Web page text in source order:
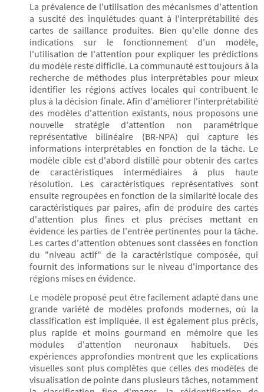
La prévalence de l'utilisation des mécanismes d'attention
a suscité des inquiétudes quant à l'interprétabilité des
cartes de saillance produites. Bien qu'elle donne des
indications sur le fonctionnement d'un modèle,
l'utilisation de l'attention pour expliquer les prédictions
du modèle reste difficile. La communauté est toujours à la
recherche de méthodes plus interprétables pour mieux
identifier les régions actives locales qui contribuent le
plus à la décision finale. Afin d'améliorer l'interprétabilité
des modèles d'attention existants, nous proposons une
nouvelle stratégie d'attention non paramétrique
représentative bilinéaire (BR-NPA) qui capture les
informations interprétables en fonction de la tâche. Le
modèle cible est d'abord distillé pour obtenir des cartes
de caractéristiques intermédiaires à plus haute
résolution. Les caractéristiques représentatives sont
ensuite regroupées en fonction de la similarité locale des
caractéristiques par paires, afin de produire des cartes
d'attention plus fines et plus précises mettant en
évidence les parties de l'entrée pertinentes pour la tâche.
Les cartes d'attention obtenues sont classées en fonction
du "niveau actif" de la caractéristique composée, qui
fournit des informations sur le niveau d'importance des
régions mises en évidence.
Le modèle proposé peut être facilement adapté dans une
grande variété de modèles profonds modernes, où la
classification est impliquée. Il est également plus précis,
plus rapide et moins gourmand en mémoire que les
modules d'attention neuronaux habituels. Des
expériences approfondies montrent que les explications
visuelles sont plus complètes que celles des modèles de
visualisation de pointe dans plusieurs tâches, notamment